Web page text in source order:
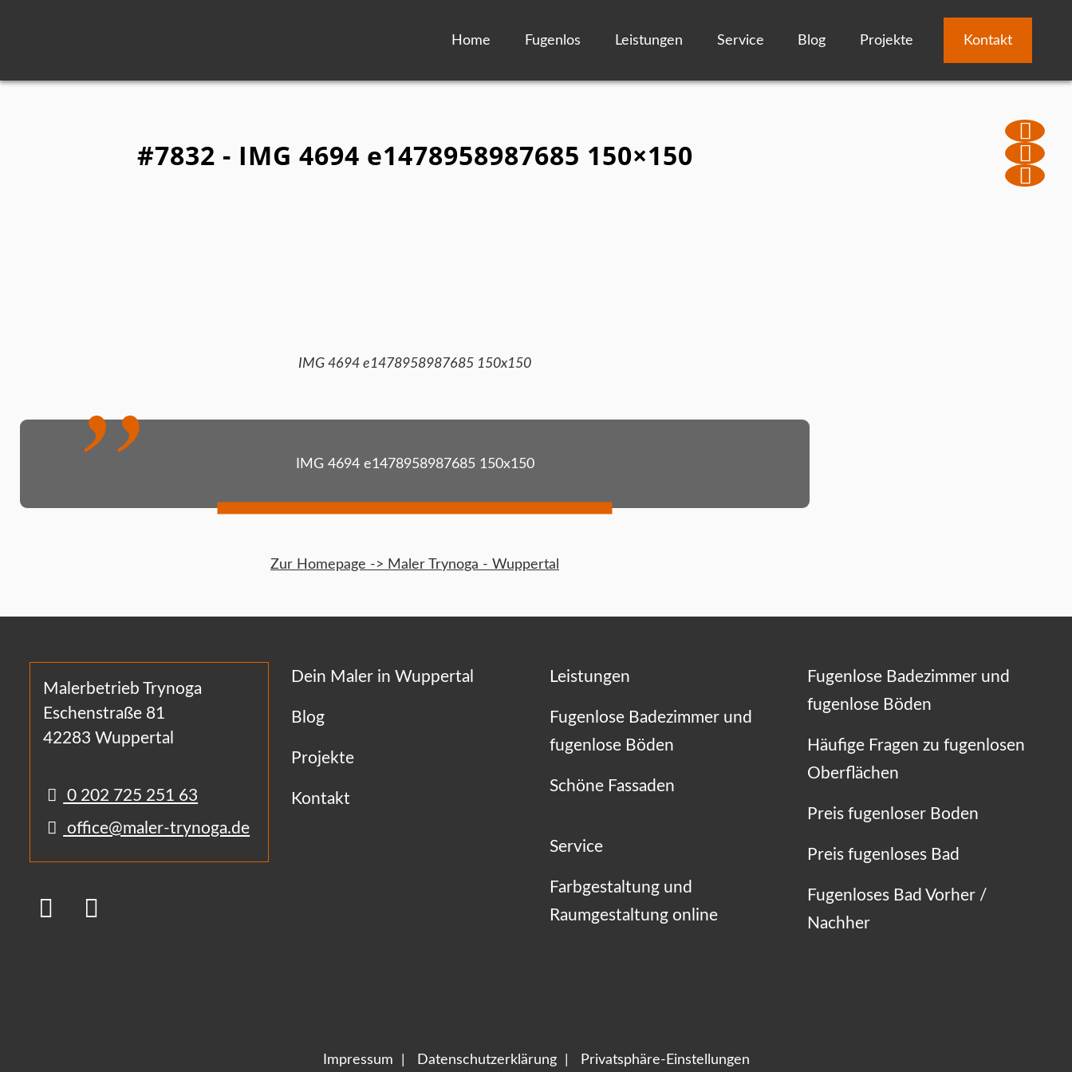
Home Fugenlos Leistungen Service Blog Projekte Kontakt
#7832 - IMG 4694 e1478958987685 150×150
IMG 4694 e1478958987685 150x150
IMG 4694 e1478958987685 150x150
Zur Homepage -> Maler Trynoga - Wuppertal
Malerbetrieb Trynoga
Eschenstraße 81
42283 Wuppertal
0 202 725 251 63
office@maler-trynoga.de
Dein Maler in Wuppertal
Blog
Projekte
Kontakt
Leistungen
Fugenlose Badezimmer und
fugenlose Böden
Schöne Fassaden
Service
Farbgestaltung und
Raumgestaltung online
Fugenlose Badezimmer und
fugenlose Böden
Häufige Fragen zu fugenlosen
Oberflächen
Preis fugenloser Boden
Preis fugenloses Bad
Fugenloses Bad Vorher /
Nachher
Impressum Datenschutzerklärung Privatsphäre-Einstellungen